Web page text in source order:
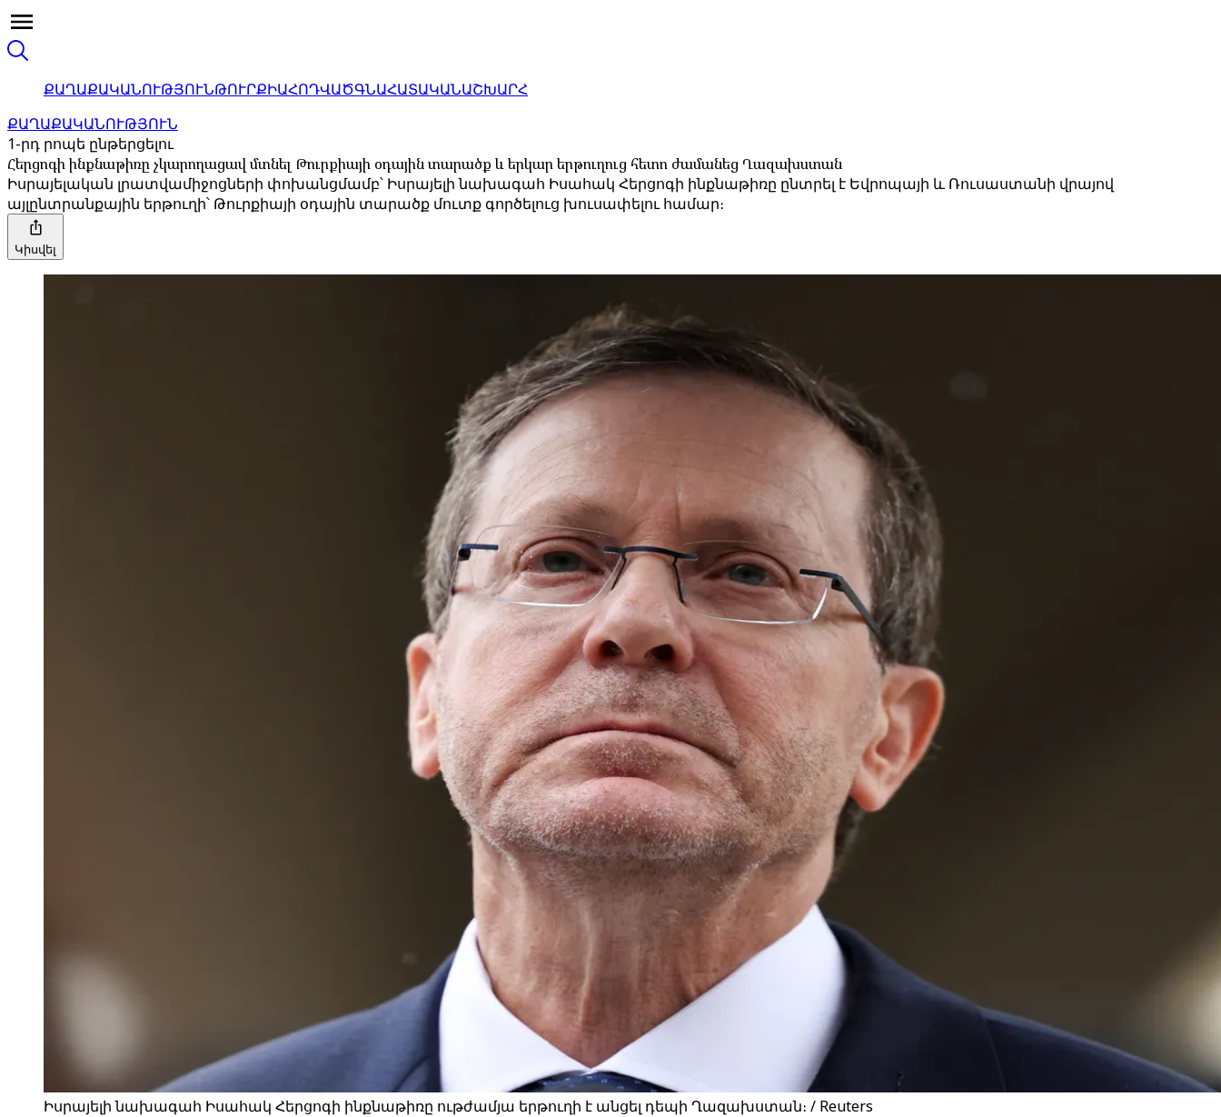
ՔԱՂԱՔԱԿԱՆՈՒԹՅՈՒՆԹՈՒՐՔԻԱՀՈԴՎԱԾԳՆԱՀԱՏԱԿԱՆԱՇԽԱՐՀ
ՔԱՂԱՔԱԿԱՆՈՒԹՅՈՒՆ
1-րդ րոպե ընթերցելու
Հերցոգի ինքնաթիռը չկարողացավ մտնել Թուրքիայի օդային տարածք և երկար երթուղուց հետո ժամանեց Ղազախստան
Իսրայելական լրատվամիջոցների փոխանցմամբ՝ Իսրայելի նախագահ Իսահակ Հերցոգի ինքնաթիռը ընտրել է Եվրոպայի և Ռուսաստանի վրայով
այլընտրանքային երթուղի՝ Թուրքիայի օդային տարածք մուտք գործելուց խուսափելու համար։
Կիսվել
Իսրայելի նախագահ Իսահակ Հերցոգի ինքնաթիռը ութժամյա երթուղի է անցել դեպի Ղազախստան։ / Reuters